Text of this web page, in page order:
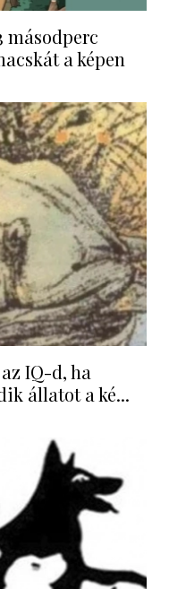
másodperc
a képen
IQ-d, ha
állatot a ké...